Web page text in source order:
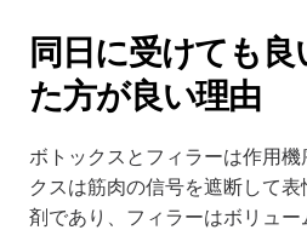
同日に受けても
た方が良い理由
ボトックスとフィラーは作用
クスは筋肉の信号を遮断して
剤であり、フィラーはボリュ